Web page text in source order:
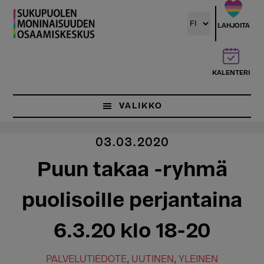
Hyppää
pääsisältöön
LAHJOITA
KALENTERI
VALIKKO
03.03.2020
Puun takaa -ryhmä
puolisoille perjantaina
6.3.20 klo 18-20
PALVELUTIEDOTE, UUTINEN , YLEINEN